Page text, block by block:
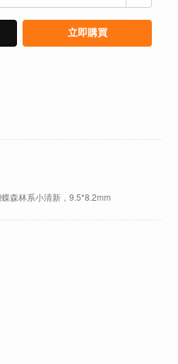
立即購買
森林系小清新，9.5*8.2mm